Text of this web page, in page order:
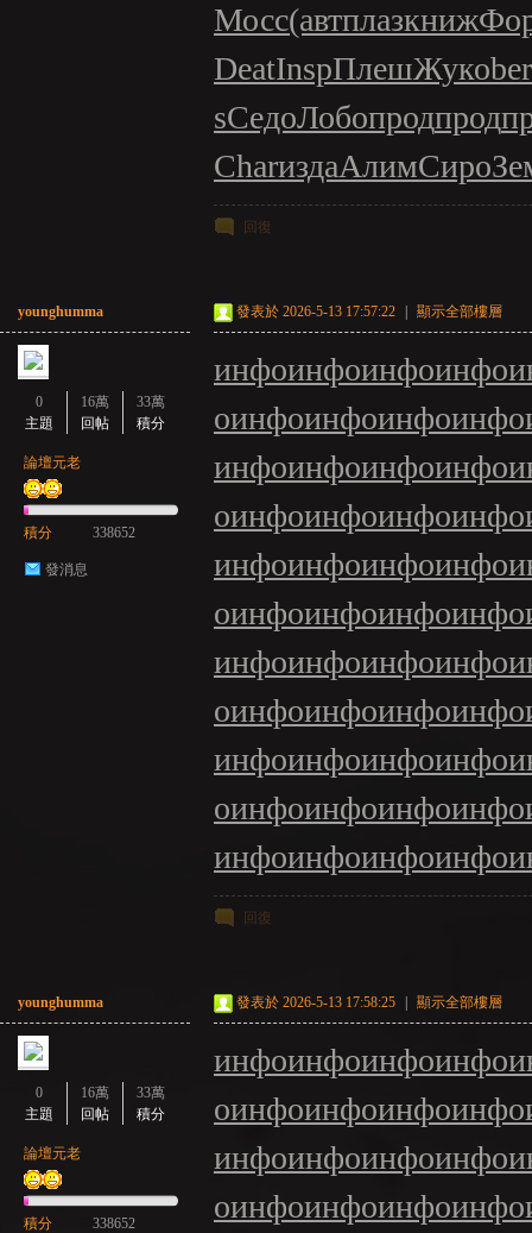
Мосс(автплазкниж
DeatInspПлешЖуко
sСедоЛобопродпрод
CharиздаАлимСиро
回復
younghumma
0
主題
16萬
回帖
33萬
積分
論壇元老
積分 338652
發消息
發表於 2026-5-13 17:57:22 顯示全部樓層
инфоинфоинфоинфо
оинфоинфоинфоинфо
инфоинфоинфоинфо
оинфоинфоинфоинфо
инфоинфоинфоинфо
оинфоинфоинфоинфо
инфоинфоинфоинфо
оинфоинфоинфоинфо
инфоинфоинфоинфо
оинфоинфоинфоинфо
инфоинфоинфоинфо
回復
younghumma
0
主題
16萬
回帖
33萬
積分
論壇元老
積分 338652
發表於 2026-5-13 17:58:25 顯示全部樓層
инфоинфоинфоинфо
оинфоинфоинфоинфо
инфоинфоинфоинфо
оинфоинфоинфоинфо